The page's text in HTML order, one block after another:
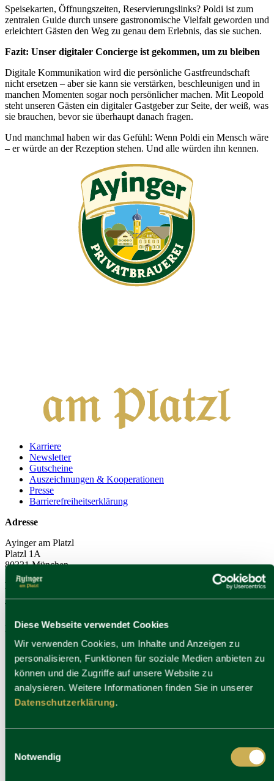
Diese Webseite verwendet Cookies
Wir verwenden Cookies, um Inhalte und Anzeigen zu
personalisieren, Funktionen für soziale Medien anbieten zu
können und die Zugriffe auf unsere Website zu
analysieren. Weitere Informationen finden Sie in unserer
Datenschutzerklärung.
Notwendig
Speisekarten, Öffnungszeiten, Reservierungslinks? Poldi ist zum
zentralen Guide durch unsere gastronomische Vielfalt geworden und
erleichtert Gästen den Weg zu genau dem Erlebnis, das sie suchen.
Fazit: Unser digitaler Concierge ist gekommen, um zu bleiben
Digitale Kommunikation wird die persönliche Gastfreundschaft
nicht ersetzen – aber sie kann sie verstärken, beschleunigen und in
manchen Momenten sogar noch persönlicher machen. Mit Leopold
steht unseren Gästen ein digitaler Gastgeber zur Seite, der weiß, was
sie brauchen, bevor sie überhaupt danach fragen.
Und manchmal haben wir das Gefühl: Wenn Poldi ein Mensch wäre
– er würde an der Rezeption stehen. Und alle würden ihn kennen.
Karriere
Newsletter
Gutscheine
Auszeichnungen & Kooperationen
Presse
Barrierefreiheitserklärung
Adresse
Ayinger am Platzl
Platzl 1A
80331 München
Kontakt
T
E
servus@ayinger-am-platzl.de
Guest Rating Score™
9.1/10
Social Media